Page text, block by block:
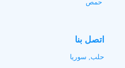
حمص
اتصل بنا
حلب, سوريا